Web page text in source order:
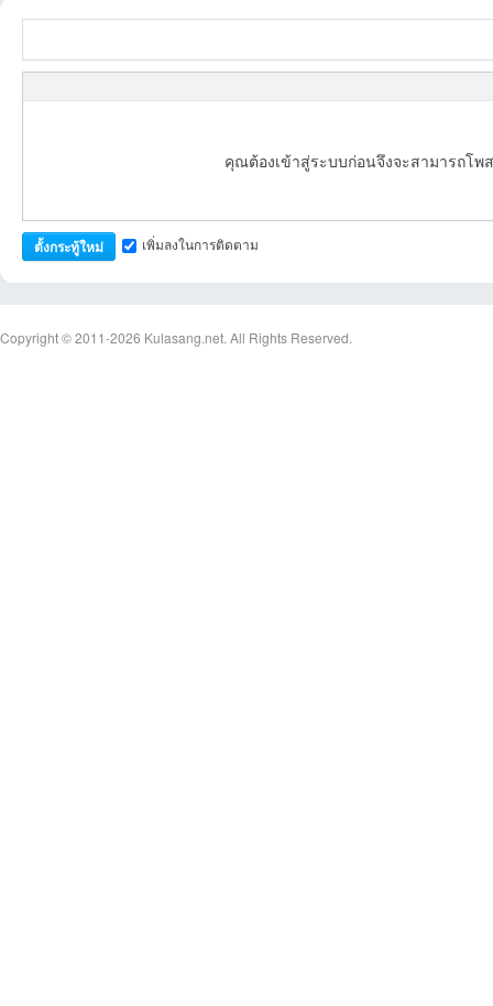
รัก
คุณต้องเข้าสู่ระบบก่อนจึงจะสามารถโพ
ตั้งกระทู้ใหม่ เพิ่มลงในการติดตาม
Copyright © 2011-2026 Kulasang.net. All Rights Reserved.